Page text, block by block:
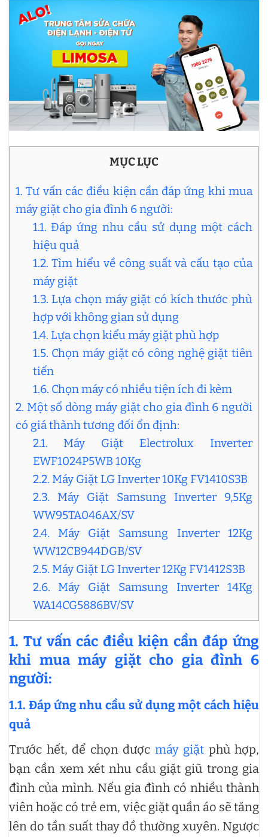
MỤC LỤC
1. Tư vấn các điều kiện cần đáp ứng khi mua
máy giặt cho gia đình 6 người:
1.1. Đáp ứng nhu cầu sử dụng một cách
hiệu quả
1.2. Tìm hiểu về công suất và cấu tạo của
máy giặt
1.3. Lựa chọn máy giặt có kích thước phù
hợp với không gian sử dụng
1.4. Lựa chọn kiểu máy giặt phù hợp
1.5. Chọn máy giặt có công nghệ giặt tiên
tiến
1.6. Chọn máy có nhiều tiện ích đi kèm
2. Một số dòng máy giặt cho gia đình 6 người
có giá thành tương đối ổn định:
2.1. Máy Giặt Electrolux Inverter
EWF1024P5WB 10Kg
2.2. Máy Giặt LG Inverter 10Kg FV1410S3B
2.3. Máy Giặt Samsung Inverter 9,5Kg
WW95TA046AX/SV
2.4. Máy Giặt Samsung Inverter 12Kg
WW12CB944DGB/SV
2.5. Máy Giặt LG Inverter 12Kg FV1412S3B
2.6. Máy Giặt Samsung Inverter 14Kg
WA14CG5886BV/SV
1. Tư vấn các điều kiện cần đáp ứng
khi mua máy giặt cho gia đình 6
người:
1.1. Đáp ứng nhu cầu sử dụng một cách hiệu
quả
Trước hết, để chọn được máy giặt phù hợp,
bạn cần xem xét nhu cầu giặt giũ trong gia
đình của mình. Nếu gia đình có nhiều thành
viên hoặc có trẻ em, việc giặt quần áo sẽ tăng
lên do tần suất thay đồ thường xuyên. Ngược